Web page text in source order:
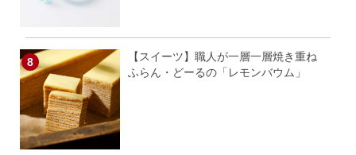
【スイーツ】職人が一層一層焼き重ね
ふらん・どーるの「レモンバウム」